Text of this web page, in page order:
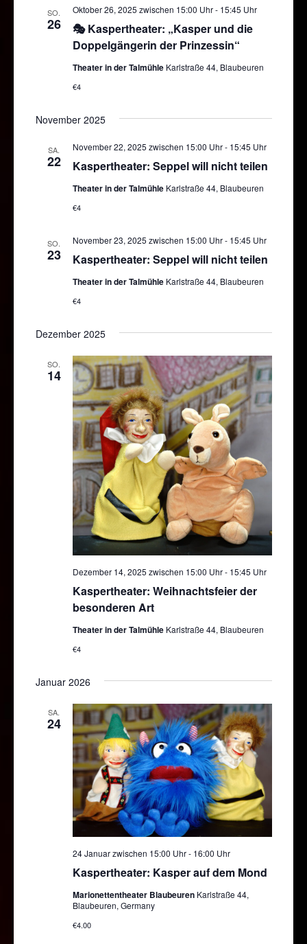
Ansichten,
SO.
26
🎭 Kaspertheater: „Kasper und die
Doppelgängerin der Prinzessin“
Oktober 26, 2025 zwischen 15:00 Uhr- 15:45 Uhr
Theater in der Talmühle Karlstraße 44, Blaubeuren
€4
November 2025
SA.
22 Kaspertheater: Seppel will nicht teilen
November 22, 2025 zwischen 15:00 Uhr- 15:45 Uhr
Theater in der Talmühle Karlstraße 44, Blaubeuren
€4
SO.
23 Kaspertheater: Seppel will nicht teilen
November 23, 2025 zwischen 15:00 Uhr- 15:45 Uhr
Theater in der Talmühle Karlstraße 44, Blaubeuren
€4
Dezember 2025
SO.
14
Kaspertheater: Weihnachtsfeier der
besonderen Art
Dezember 14, 2025 zwischen 15:00 Uhr- 15:45 Uhr
Theater in der Talmühle Karlstraße 44, Blaubeuren
€4
Januar 2026
SA.
24
Kaspertheater: Kasper auf dem Mond
24 Januar zwischen 15:00 Uhr- 16:00 Uhr
Marionettentheater Blaubeuren Karlstraße 44,
Blaubeuren, Germany
€4.00